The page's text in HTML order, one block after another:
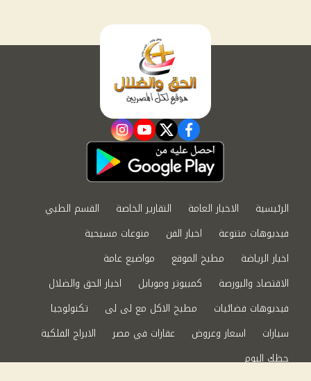
facebook
twitter
youtube
instagram
الرئيسية الاخبار العامة التقارير الخاصة
القسم الطبي
فيديوهات متنوعة
اخبار الفن
منوعات مسيحية
اخبار الرياضة
مطبخ الموقع
مواضيع عامة
الاقتصاد والبورصة
كمبيوتر وموبايل
اخبار الحق والضلال
فيديوهات فضائيات
مطبخ الاكل مع لى لى
تكنولوجيا
سيارات
اسعار وعروض عقارات في مصر
الابراج الفلكية
حظك اليوم